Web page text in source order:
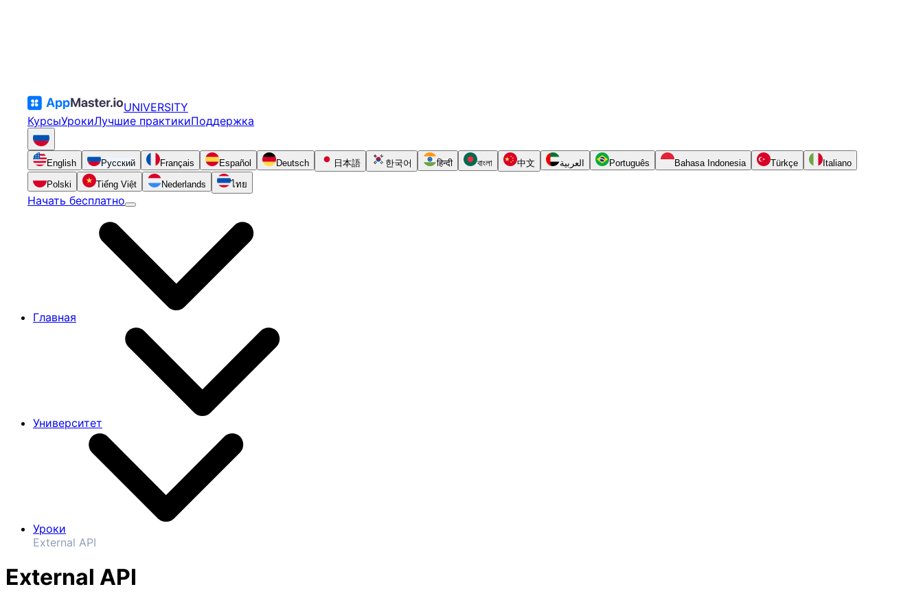
UNIVERSITY
КурсыУрокиЛучшие практикиПоддержка
English Русский Français Español Deutsch 日本語 한국어 हिन्दी বাংলা 中文 العربية Português Bahasa Indonesia Türkçe Italiano
Polski Tiếng Việt Nederlands ไทย
Начать бесплатно
Главная
Университет
Уроки
External API
External API